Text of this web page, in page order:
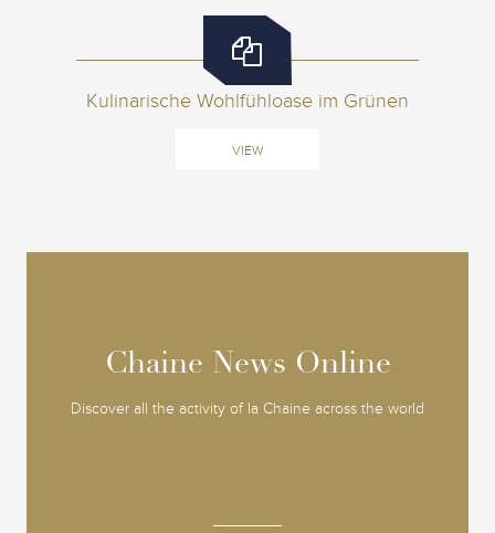
Kulinarische Wohlfühloase im Grünen
VIEW
Chaine News Online
Discover all the activity of la Chaine across the world
Chaine News Online